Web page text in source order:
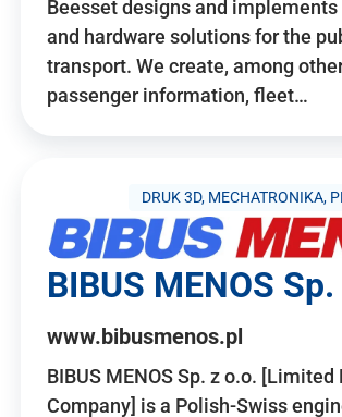
Beesset designs and
and hardware solutions for the
transport. We create, among
passenger information, fleet…
DRUK 3D, MECHATRONIKA,
BIBUS MENOS
www.bibusmenos.pl
BIBUS MENOS Sp. z o.o.
Company] is a Polish-Swiss